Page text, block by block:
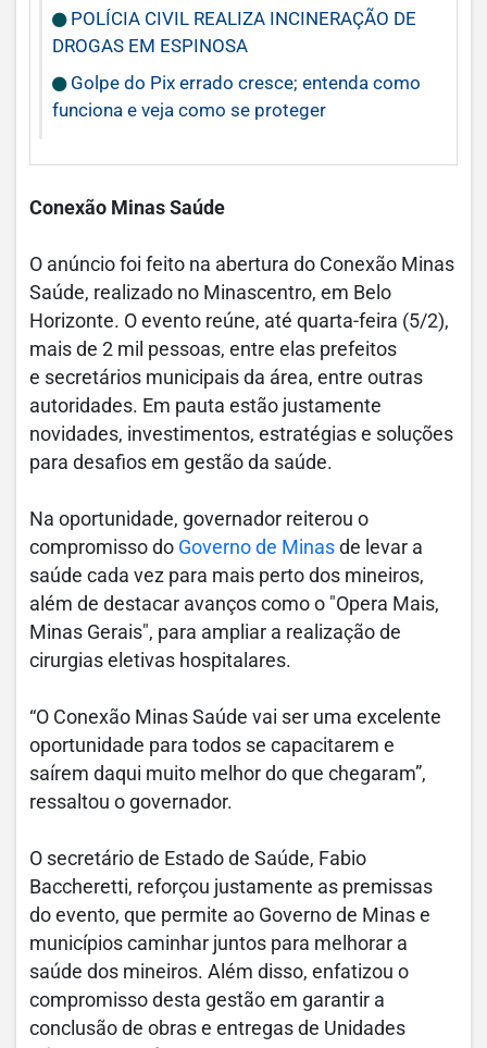
POLÍCIA CIVIL REALIZA INCINERAÇÃO DE
DROGAS EM ESPINOSA
Golpe do Pix errado cresce; entenda como
funciona e veja como se proteger
Conexão Minas Saúde
O anúncio foi feito na abertura do Conexão Minas
Saúde, realizado no Minascentro, em Belo
Horizonte. O evento reúne, até quarta-feira (5/2),
mais de 2 mil pessoas, entre elas prefeitos
e secretários municipais da área, entre outras
autoridades. Em pauta estão justamente
novidades, investimentos, estratégias e soluções
para desafios em gestão da saúde.
Na oportunidade, governador reiterou o
compromisso do Governo de Minas de levar a
saúde cada vez para mais perto dos mineiros,
além de destacar avanços como o "Opera Mais,
Minas Gerais", para ampliar a realização de
cirurgias eletivas hospitalares.
“O Conexão Minas Saúde vai ser uma excelente
oportunidade para todos se capacitarem e
saírem daqui muito melhor do que chegaram”,
ressaltou o governador.
O secretário de Estado de Saúde, Fabio
Baccheretti, reforçou justamente as premissas
do evento, que permite ao Governo de Minas e
municípios caminhar juntos para melhorar a
saúde dos mineiros. Além disso, enfatizou o
compromisso desta gestão em garantir a
conclusão de obras e entregas de Unidades